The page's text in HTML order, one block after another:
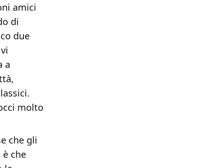
amici
di
due
a
molto
che gli
che